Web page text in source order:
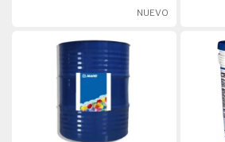
NUEVO